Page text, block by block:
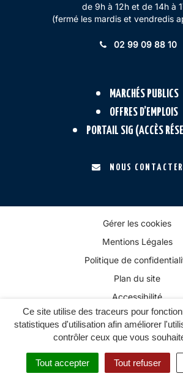
Ce site utilise des traceurs pour
statistiques d'utilisation afin améliorer
contrôler ceux que vous
Tout accepter Tout refuser
de 9h à 12h et de 14h à
(fermé les mardis et vendredis
02 99 09 88 10
MARCHÉS PUBLICS
OFFRES D’EMPLOIS
PORTAIL SIG (ACCÈS
NOUS CONTACTER
Gérer les cookies
Mentions Légales
Politique de
Plan du site
Accessibilité